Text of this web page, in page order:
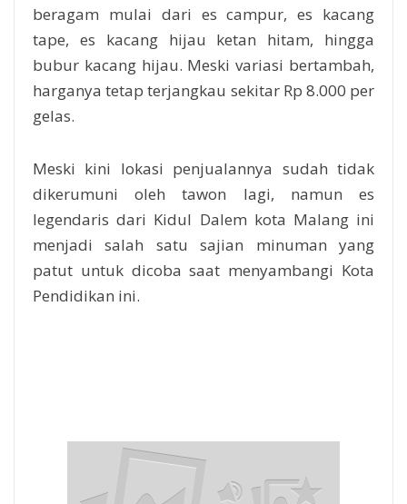
beragam mulai dari es campur, es kacang
tape, es kacang hijau ketan hitam, hingga
bubur kacang hijau. Meski variasi bertambah,
harganya tetap terjangkau sekitar Rp 8.000 per
gelas.
Meski kini lokasi penjualannya sudah tidak
dikerumuni oleh tawon lagi, namun es
legendaris dari Kidul Dalem kota Malang ini
menjadi salah satu sajian minuman yang
patut untuk dicoba saat menyambangi Kota
Pendidikan ini.